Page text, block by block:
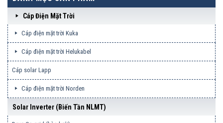
Cáp Điện Mặt Trời
Cáp điện mặt trời Kuka
Cáp điện mặt trời Helukabel
Cáp solar Lapp
Cáp điện mặt trời Norden
Solar Inverter (biến Tần NLMT)